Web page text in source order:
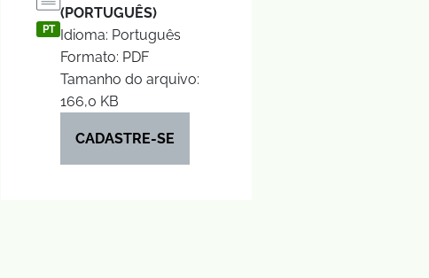
PT
(PORTUGUÊS)
Idioma: Português
Formato: PDF
Tamanho do arquivo:
166,0 KB
CADASTRE-SE